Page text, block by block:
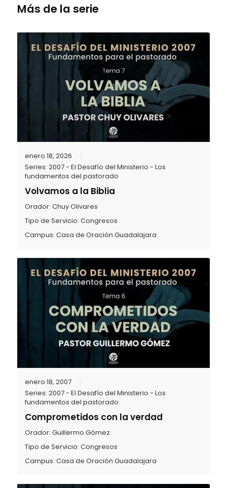
Más de la serie
enero 18, 2026
Series:2007 - El Desafío del Ministerio - Los
fundamentos del pastorado
Volvamos a la Biblia
Orador:Chuy Olivares
Tipo de Servicio:Congresos
Campus:Casa de Oración Guadalajara
enero 18, 2007
Series:2007 - El Desafío del Ministerio - Los
fundamentos del pastorado
Comprometidos con la verdad
Orador:Guillermo Gómez
Tipo de Servicio:Congresos
Campus:Casa de Oración Guadalajara